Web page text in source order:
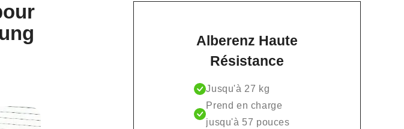
Alberenz Haute
Résistance
Jusqu'à 27 kg
Prend en charge
jusqu'à 57 pouces